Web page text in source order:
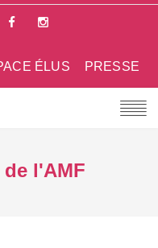
PRESSE
ÉLUS
l'AMF